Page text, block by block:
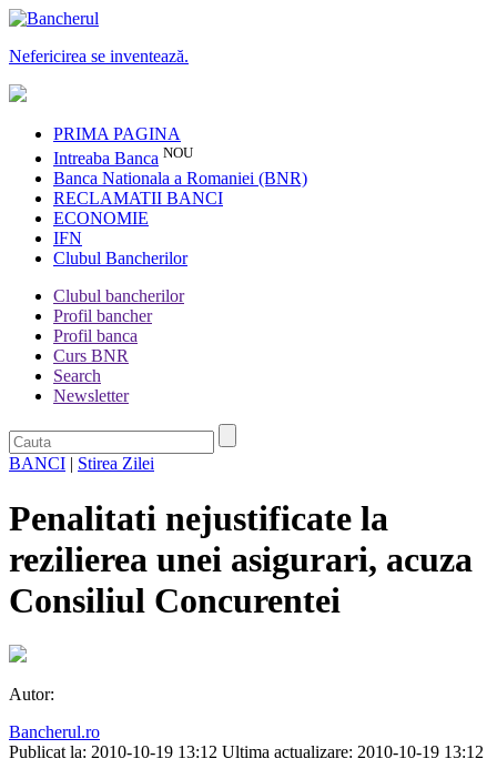
Nefericirea se inventează.
PRIMA PAGINA
Intreaba Banca NOU
Banca Nationala a Romaniei (BNR)
RECLAMATII BANCI
ECONOMIE
IFN
Clubul Bancherilor
Clubul bancherilor
Profil bancher
Profil banca
Curs BNR
Search
Newsletter
BANCI | Stirea Zilei
Penalitati nejustificate la
rezilierea unei asigurari, acuza
Consiliul Concurentei
Autor:
Bancherul.ro
Publicat la: 2010-10-19 13:12 Ultima actualizare: 2010-10-19 13:12